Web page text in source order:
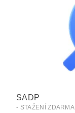
SADP
- STAŽENÍ ZDARMA